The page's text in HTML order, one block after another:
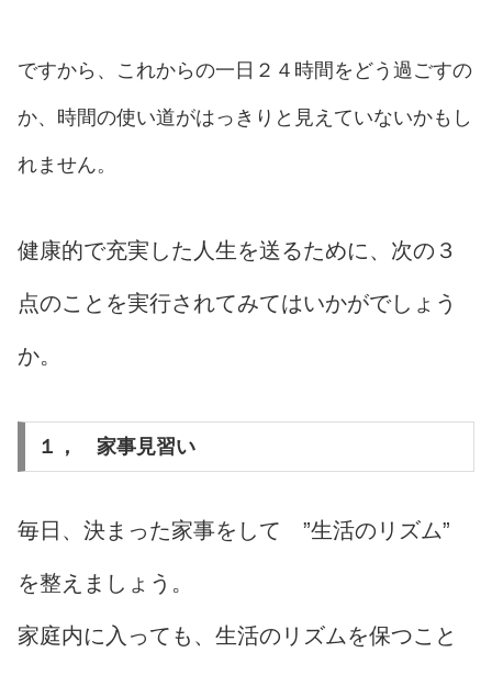
ですから、これからの一日２４時間をどう過ごすの
か、時間の使い道がはっきりと見えていないかもし
れません。
健康的で充実した人生を送るために、次の３
点のことを実行されてみてはいかがでしょう
か。
１， 家事見習い
毎日、決まった家事をして ”生活のリズム”
を整えましょう。
家庭内に入っても、生活のリズムを保つこと